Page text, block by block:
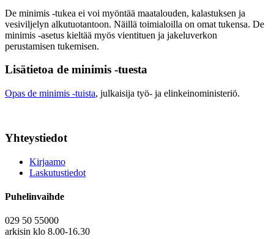
De minimis -tukea ei voi myöntää maatalouden, kalastuksen ja
vesiviljelyn alkutuotantoon. Näillä toimialoilla on omat tukensa. De
minimis -asetus kieltää myös vientituen ja jakeluverkon
perustamisen tukemisen.
Lisätietoa de minimis -tuesta
Opas de minimis -tuista, julkaisija työ- ja elinkeinoministeriö.
Yhteystiedot
Kirjaamo
Laskutustiedot
Puhelinvaihde
029 50 55000
arkisin klo 8.00-16.30